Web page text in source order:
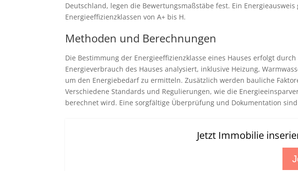
Deutschland, legen die Bewertungsmaßstäbe fest. Ein
Energieeffizienzklassen von A+ bis H.
Methoden und Berechnungen
Die Bestimmung der Energieeffizienzklasse eines Hauses erfolgt
Energieverbrauch des Hauses analysiert, inklusive Heizung,
um den Energiebedarf zu ermitteln. Zusätzlich werden bauliche
Verschiedene Standards und Regulierungen, wie die
berechnet wird. Eine sorgfältige Überprüfung und Dokumentation
Jetzt Immobilie